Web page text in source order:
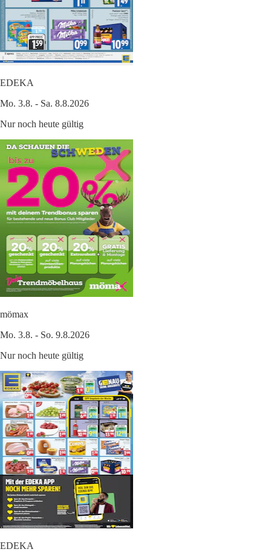
EDEKA
Mo. 3.8. - Sa. 8.8.2026
Nur noch heute gültig
mömax
Mo. 3.8. - So. 9.8.2026
Nur noch heute gültig
EDEKA